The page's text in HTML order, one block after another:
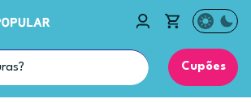
Cupões